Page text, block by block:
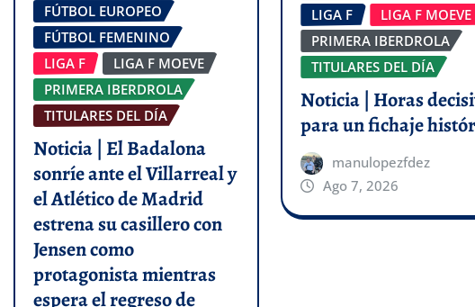
FÚTBOL EUROPEO
FÚTBOL FEMENINO
LIGA F
LIGA F MOEVE
PRIMERA IBERDROLA
TITULARES DEL DÍA
Noticia | El Badalona
sonríe ante el Villarreal y
el Atlético de Madrid
estrena su casillero con
Jensen como
protagonista mientras
espera el regreso de
LIGA F
LIGA F MOEVE
PRIMERA IBERDROLA
TITULARES DEL DÍA
Noticia | Horas
para un fichaje
manulopezfdez
Ago 7, 2026